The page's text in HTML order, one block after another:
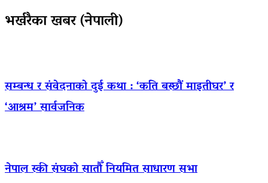
भर्खरैका खबर (नेपाली)
सम्बन्ध र संवेदनाको दुई कथा : ‘कति बस्छौं माइतीघर’ र
‘आश्रम’ सार्वजनिक
नेपाल स्की संघको सातौँ नियमित साधारण सभा